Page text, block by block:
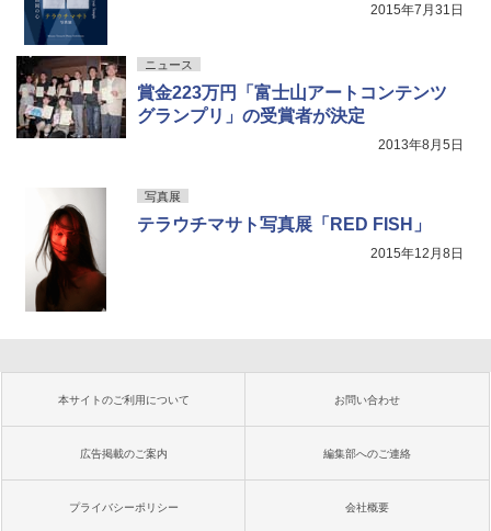
2015年7月31日
ニュース
賞金223万円「富士山アートコンテンツ
グランプリ」の受賞者が決定
2013年8月5日
写真展
テラウチマサト写真展「RED FISH」
2015年12月8日
本サイトのご利用について お問い合わせ
広告掲載のご案内 編集部へのご連絡
プライバシーポリシー 会社概要